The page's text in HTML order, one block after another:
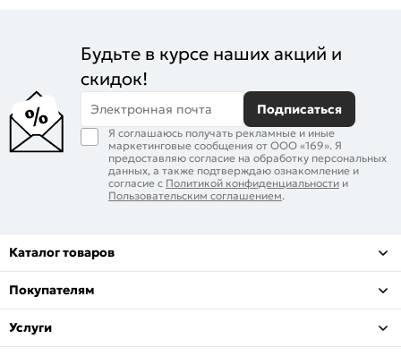
Будьте в курсе наших акций и
скидок!
Электронная почта Подписаться
Я соглашаюсь получать рекламные и иные
маркетинговые сообщения от ООО «169». Я
предоставляю согласие на обработку персональных
данных, а также подтверждаю ознакомление и
согласие с Политикой конфиденциальности и
Пользовательским соглашением.
Каталог товаров
Покупателям
Услуги